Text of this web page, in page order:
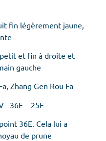
fin légèrement jaune,
et fin à droite et
gauche
Zhang Gen Rou Fa
36E – 25E
36E. Cela lui a
de prune